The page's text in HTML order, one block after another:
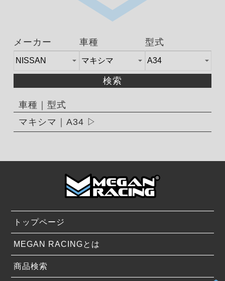
メーカー 車種 型式
検索
車種｜型式
マキシマ｜A34
トップページ
MEGAN RACINGとは
商品検索